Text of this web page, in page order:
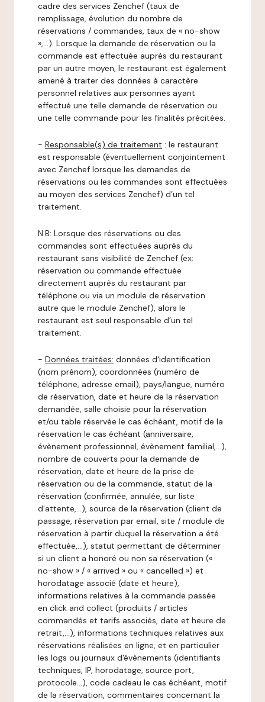
cadre des services Zenchef (taux de
remplissage, évolution du nombre de
réservations / commandes, taux de « no-show
»,…). Lorsque la demande de réservation ou la
commande est effectuée auprès du restaurant
par un autre moyen, le restaurant est également
amené à traiter des données à caractère
personnel relatives aux personnes ayant
effectué une telle demande de réservation ou
une telle commande pour les finalités précitées.
- Responsable(s) de traitement : le restaurant
est responsable (éventuellement conjointement
avec Zenchef lorsque les demandes de
réservations ou les commandes sont effectuées
au moyen des services Zenchef) d’un tel
traitement.
N.B: Lorsque des réservations ou des
commandes sont effectuées auprès du
restaurant sans visibilité de Zenchef (ex:
réservation ou commande effectuée
directement auprès du restaurant par
téléphone ou via un module de réservation
autre que le module Zenchef), alors le
restaurant est seul responsable d’un tel
traitement.
- Données traitées: données d'identification
(nom prénom), coordonnées (numéro de
téléphone, adresse email), pays/langue, numéro
de réservation, date et heure de la réservation
demandée, salle choisie pour la réservation
et/ou table réservée le cas échéant, motif de la
réservation le cas échéant (anniversaire,
évènement professionnel, évènement familial,…),
nombre de couverts pour la demande de
réservation, date et heure de la prise de
réservation ou de la commande, statut de la
réservation (confirmée, annulée, sur liste
d'attente,…), source de la réservation (client de
passage, réservation par email, site / module de
réservation à partir duquel la réservation a été
effectuée,…), statut permettant de déterminer
si un client a honoré ou non sa réservation («
no-show » / « arrived » ou « cancelled ») et
horodatage associé (date et heure),
informations relatives à la commande passée
en click and collect (produits / articles
commandés et tarifs associés, date et heure de
retrait,…), informations techniques relatives aux
réservations réalisées en ligne, et en particulier
les logs ou journaux d'évènements (identifiants
techniques, IP, horodatage, source port,
protocole…), code cadeau le cas échéant, motif
de la réservation, commentaires concernant la